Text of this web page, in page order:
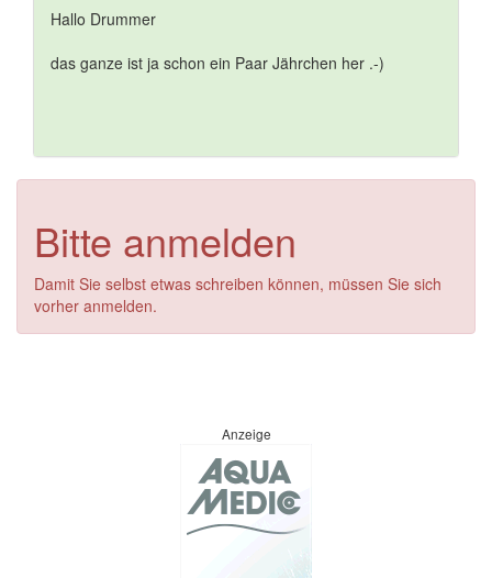
Hallo Drummer
das ganze ist ja schon ein Paar Jährchen her .-)
Bitte anmelden
Damit Sie selbst etwas schreiben können, müssen Sie sich
vorher anmelden.
Anzeige